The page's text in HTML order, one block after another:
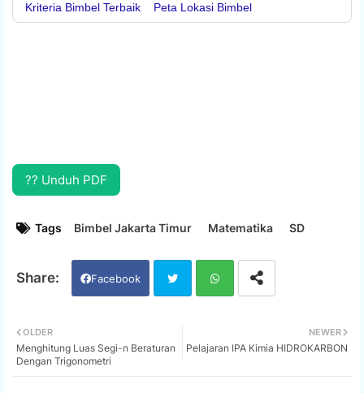
Kriteria Bimbel Terbaik Peta Lokasi Bimbel
?? Unduh PDF
Tags Bimbel Jakarta Timur Matematika SD
Facebook
tter ats
NEWER
Pelajaran IPA Kimia HIDROKARBON
OLDER
Menghitung Luas Segi-n Beraturan
Dengan Trigonometri